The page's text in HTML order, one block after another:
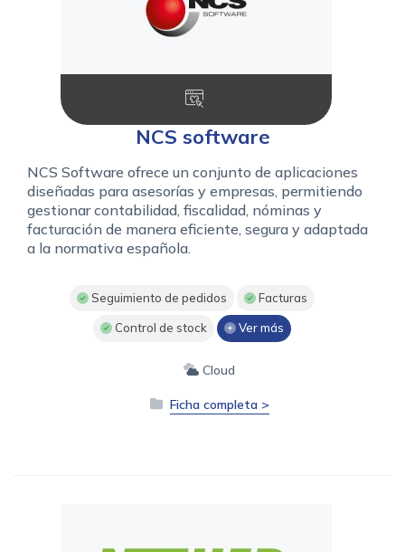
NCS software
NCS Software ofrece un conjunto de aplicaciones
diseñadas para asesorías y empresas, permitiendo
gestionar contabilidad, fiscalidad, nóminas y
facturación de manera eficiente, segura y adaptada
a la normativa española.
Seguimiento de pedidos Facturas
Control de stock Ver más
Cloud
Ficha completa >